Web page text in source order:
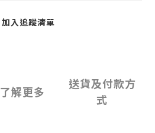
加入追蹤清單
了解更多
送貨及付款方
式